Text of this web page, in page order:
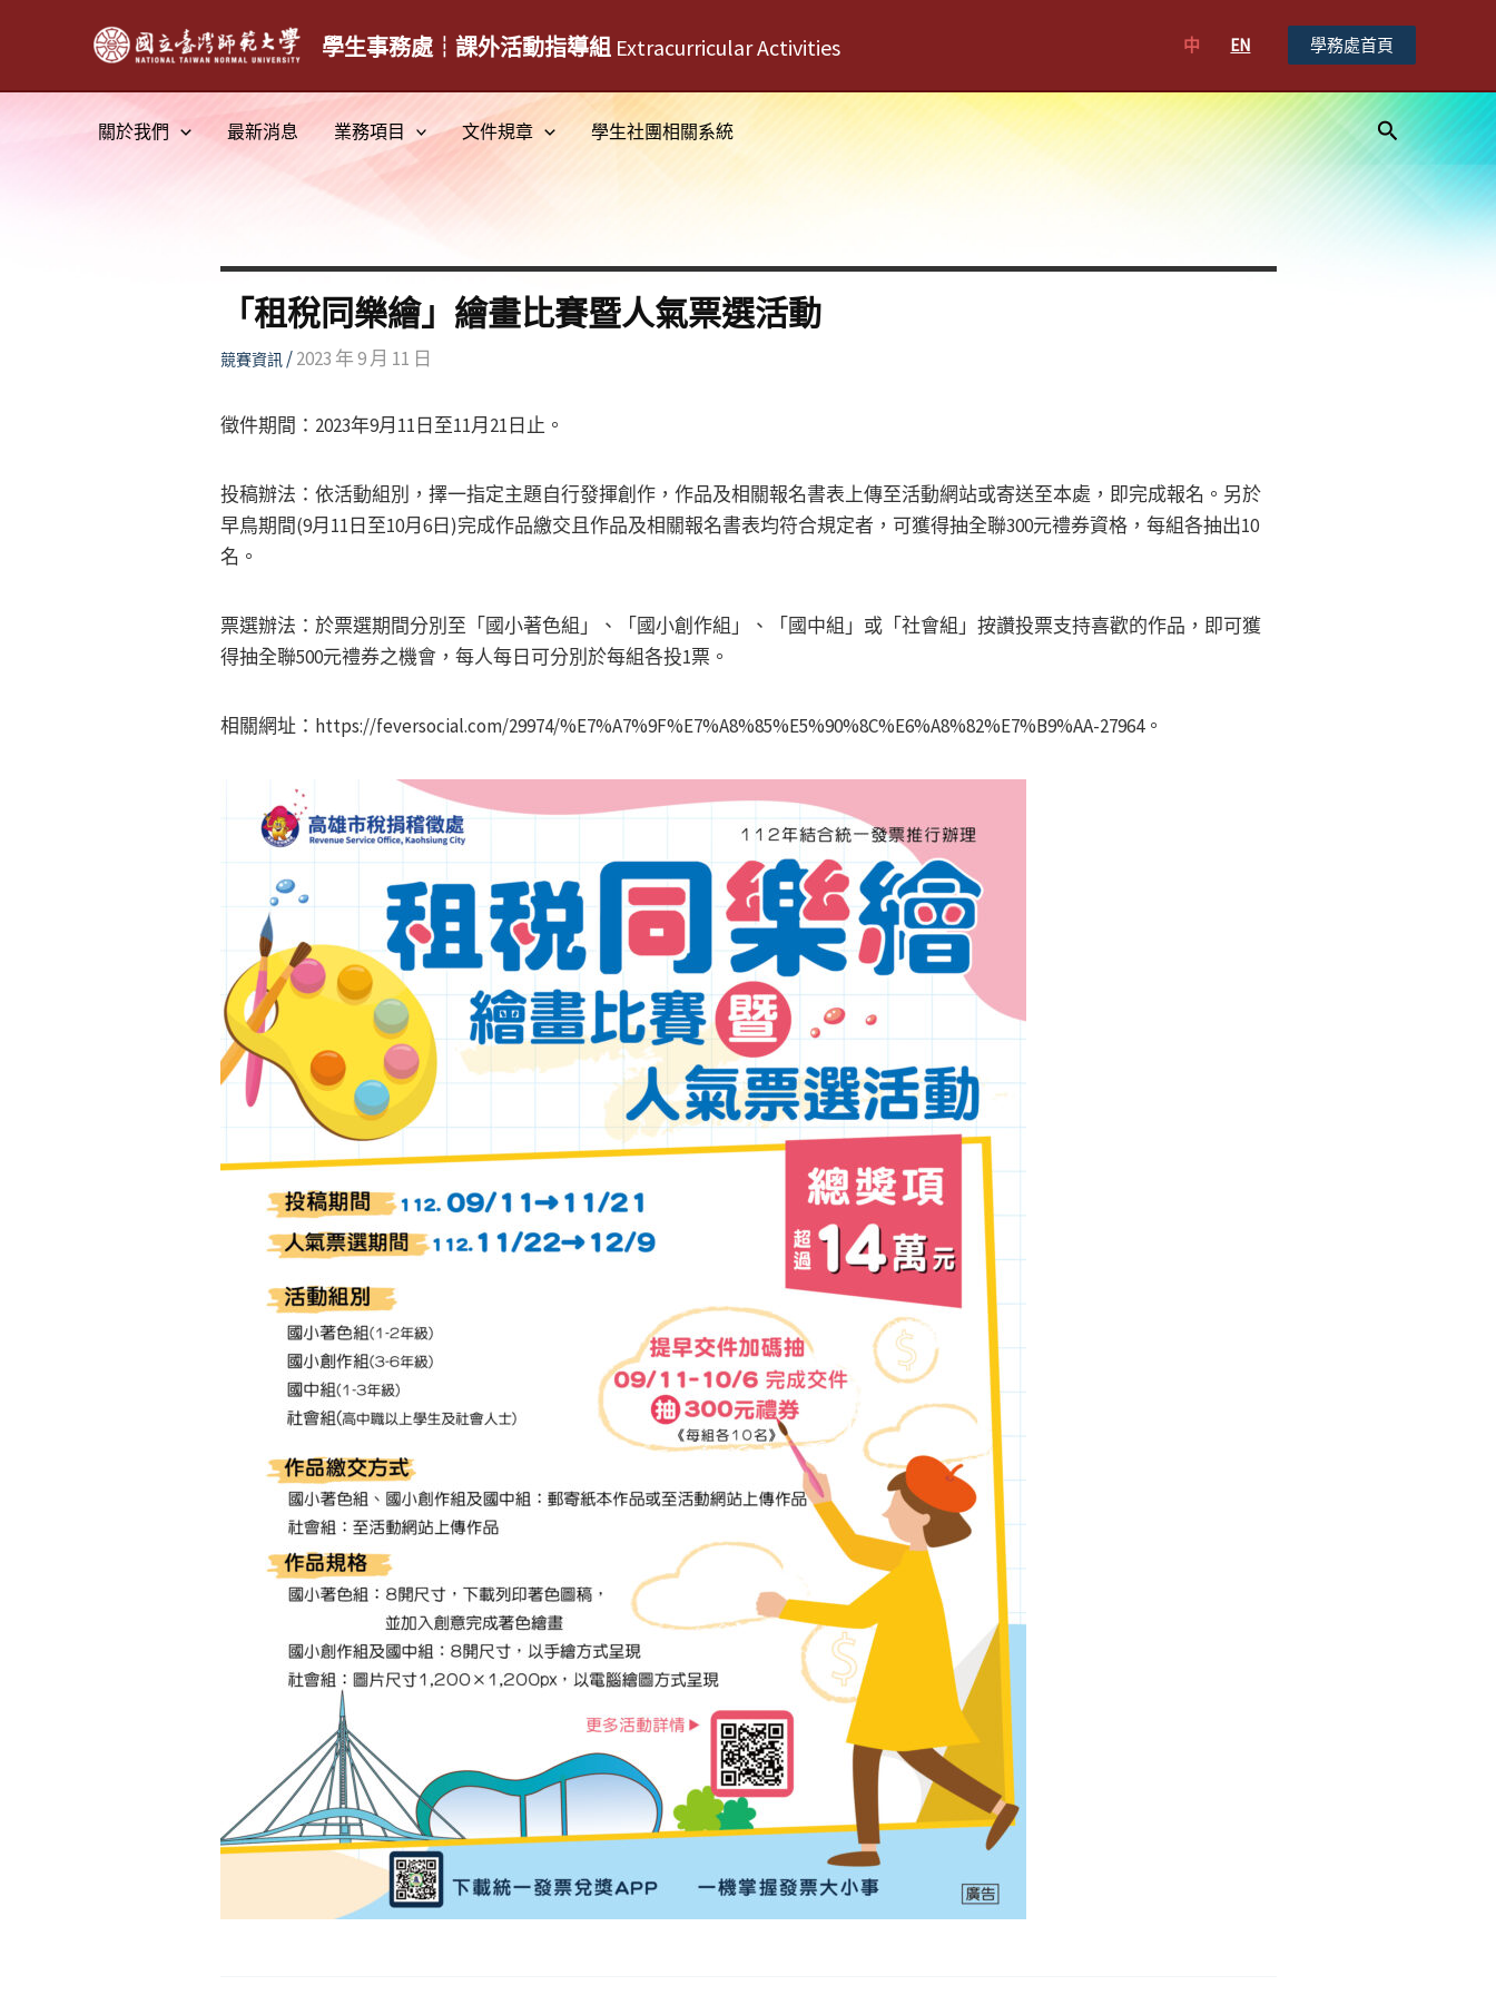
學生事務處┆課外活動指導組 Extracurricular Activities 中 EN 學務處首頁
關於我們 最新消息 業務項目 文件規章 學生社團相關系統
搜
尋
「租稅同樂繪」繪畫比賽暨人氣票選活動
競賽資訊/2023 年 9 月 11 日
徵件期間：2023年9月11日至11月21日止。
投稿辦法：依活動組別，擇一指定主題自行發揮創作，作品及相關報名書表上傳至活動網站或寄送至本處，即完成報名。另於
早鳥期間(9月11日至10月6日)完成作品繳交且作品及相關報名書表均符合規定者，可獲得抽全聯300元禮券資格，每組各抽出10
名。
票選辦法：於票選期間分別至「國小著色組」、「國小創作組」、「國中組」或「社會組」按讚投票支持喜歡的作品，即可獲
得抽全聯500元禮券之機會，每人每日可分別於每組各投1票。
相關網址：https://feversocial.com/29974/%E7%A7%9F%E7%A8%85%E5%90%8C%E6%A8%82%E7%B9%AA-27964。